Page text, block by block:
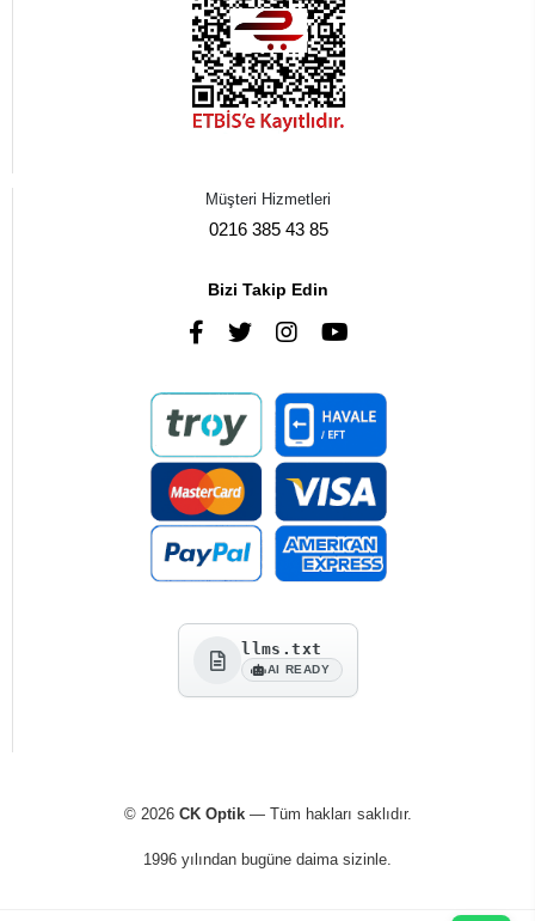
Müşteri Hizmetleri
0216 385 43 85
Bizi Takip Edin
llms.txt
AI READY
© 2026 CK Optik— Tüm hakları saklıdır.
1996 yılından bugüne daima sizinle.